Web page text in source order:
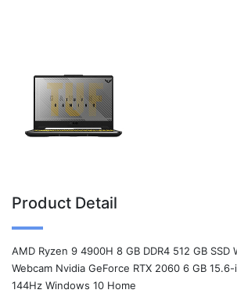
Product Detail
AMD Ryzen 9 4900H 8 GB DDR4 512 GB SSD
Webcam Nvidia GeForce RTX 2060 6 GB
144Hz Windows 10 Home